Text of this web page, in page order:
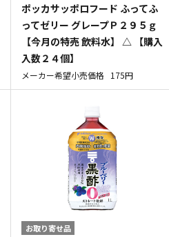
ポッカサッポロフード ふってふ
ってゼリー グレープＰ２９５ｇ
【今月の特売 飲料水】 △ 【購入
入数２４個】
メーカー希望小売価格 175円
お取り寄せ品